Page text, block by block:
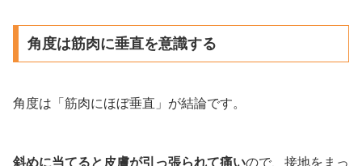
角度は筋肉に垂直を意識する
角度は「筋肉にほぼ垂直」が結論です。
斜めに当てると皮膚が引っ張られて痛いので、接地をまっ